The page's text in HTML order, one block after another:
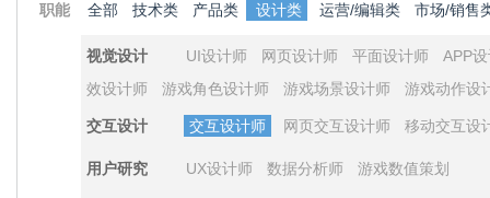
职能 全部 技术类 产品类 设计类 运营/编辑类 市场/销售
视觉设计 UI设计师 网页设计师 平面设计师
APP
效设计师
游戏角色设计师 游戏场景设计师 游戏动作设
交互设计 交互设计师 网页交互设计师 移动交互设
用户研究 UX设计师 数据分析师 游戏数值策划